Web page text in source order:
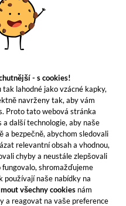
- s cookies!
tak lahodné jako vzácné kapky,
navrženy tak, aby vám
Proto tato webová stránka
další technologie, aby naše
bezpečně, abychom sledovali
relevantní obsah a vhodnou,
chyby a neustále zlepšovali
shromažďujeme
používají naše nabídky na
všechny cookies nám
a reagovat na vaše preference